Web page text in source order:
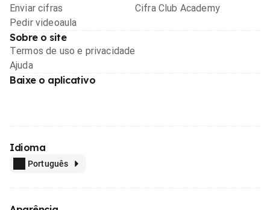
Enviar cifras
Pedir videoaula
Cifra Club Academy
Sobre o site
Termos de uso e privacidade
Ajuda
Baixe o aplicativo
Idioma
Português